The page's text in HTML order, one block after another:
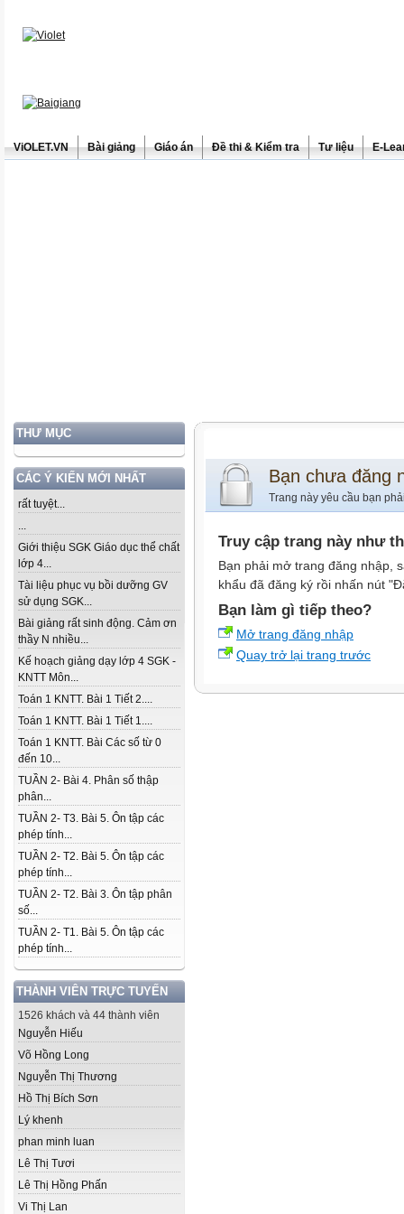
ViOLET.VN Bài giảng Giáo án Đề thi & Kiểm tra Tư liệu E-
THƯ MỤC
CÁC Ý KIẾN MỚI NHẤT
rất tuyệt...
...
Giới thiệu SGK Giáo dục thể chất
lớp 4...
Tài liệu phục vụ bồi dưỡng GV
sử dụng SGK...
Bài giảng rất sinh động. Cảm ơn
thầy N nhiều...
Kế hoạch giảng dạy lớp 4 SGK -
KNTT Môn...
Toán 1 KNTT. Bài 1 Tiết 2....
Toán 1 KNTT. Bài 1 Tiết 1....
Toán 1 KNTT. Bài Các số từ 0
đến 10...
TUẦN 2- Bài 4. Phân số thập
phân...
TUẦN 2- T3. Bài 5. Ôn tập các
phép tính...
TUẦN 2- T2. Bài 5. Ôn tập các
phép tính...
TUẦN 2- T2. Bài 3. Ôn tập phân
số...
TUẦN 2- T1. Bài 5. Ôn tập các
phép tính...
THÀNH VIÊN TRỰC TUYẾN
1526 khách và 44 thành viên
Nguyễn Hiếu
Võ Hồng Long
Nguyễn Thị Thương
Hồ Thị Bích Sơn
Lý khenh
phan minh luan
Lê Thị Tươi
Lê Thị Hồng Phấn
Vi Thị Lan
Bạn chưa đăng
Trang này yêu cầu bạn
Truy cập trang này như
Bạn phải mở trang đăng nhập,
khẩu đã đăng ký rồi nhấn nút
Bạn làm gì tiếp theo?
Mở trang đăng nhập
Quay trở lại trang trước